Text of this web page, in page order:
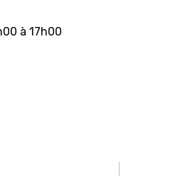
à 17h00